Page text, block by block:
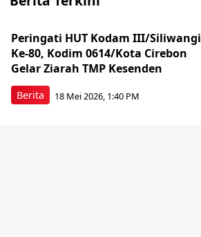
Berita
Peringati HUT Kodam III/Siliwangi
Ke-80, Kodim 0614/Kota Cirebon
Gelar Ziarah TMP Kesenden
18 Mei 2026, 1:40 PM